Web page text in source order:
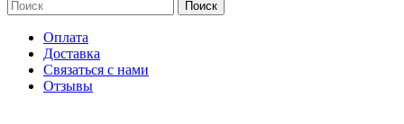
Поиск
Оплата
Доставка
Связаться с нами
Отзывы